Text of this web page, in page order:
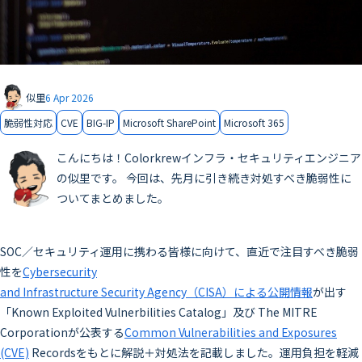
似里6 Apr 2026
脆弱性対応 CVE BIG-IP Microsoft SharePoint Microsoft 365
こんにちは！Colorkrewインフラ・セキュリティエンジニア
の似里です。 今回は、先月に引き続き対処すべき脆弱性に
ついてまとめました。
SOC／セキュリティ運用に携わる皆様に向けて、直近で注目すべき脆弱
性をCybersecurity
and Infrastructure Security Agency（CISA）による公開情報が出す
「Known Exploited Vulnerbilities Catalog」及び The MITRE
Corporationが公表するCommon Vulnerabilities and Exposures
(CVE) Recordsをもとに解説＋対処法を記載しました。運用負担を軽減